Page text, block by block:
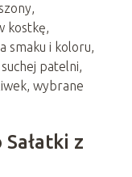
kostkę,
smaku i koloru,
patelni,
wybrane
z